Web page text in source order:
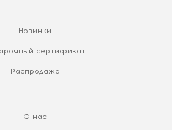
Новинки
сертификат
Распродажа
О нас